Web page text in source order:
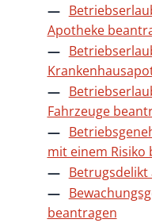
Apotheke
Fahrzeuge
mit einem Risiko
Betrugsdelikt
beantragen